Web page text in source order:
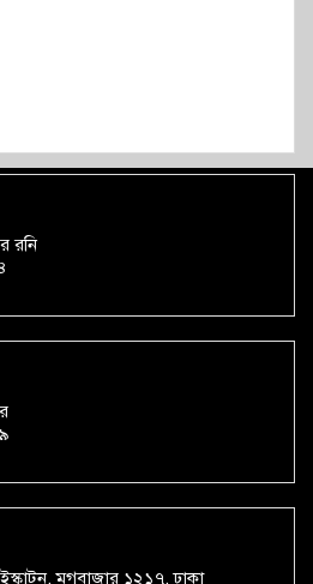
রনি
মগবাজার ১২১৭, ঢাকা